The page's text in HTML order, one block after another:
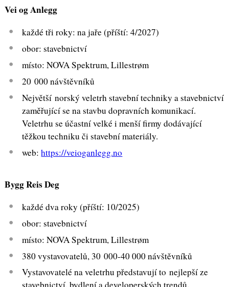
Vei og Anlegg
každé tři roky: na jaře (příští: 4/2027)
obor: stavebnictví
místo: NOVA Spektrum, Lillestrøm
20 000 návštěvníků
Největší norský veletrh stavební techniky a stavebnictví
zaměřující se na stavbu dopravních komunikací.
Veletrhu se účastní velké i menší firmy dodávající
těžkou techniku či stavební materiály.
web:https://veioganlegg.no
Bygg Reis Deg
každé dva roky (příští: 10/2025)
obor: stavebnictví
místo: NOVA Spektrum, Lillestrøm
380 vystavovatelů, 30 000-40 000 návštěvníků
Vystavovatelé na veletrhu představují to nejlepší ze